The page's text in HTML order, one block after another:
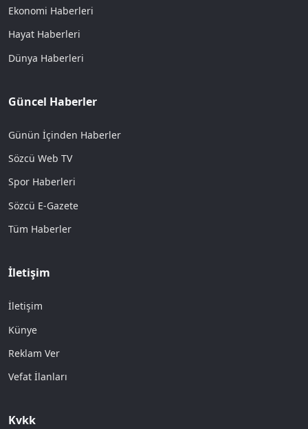
Ekonomi Haberleri
Hayat Haberleri
Dünya Haberleri
Güncel Haberler
Günün İçinden Haberler
Sözcü Web TV
Spor Haberleri
Sözcü E-Gazete
Tüm Haberler
İletişim
İletişim
Künye
Reklam Ver
Vefat İlanları
Kvkk